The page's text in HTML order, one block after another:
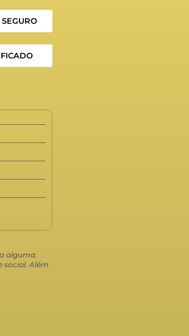
alguma.
social. Além